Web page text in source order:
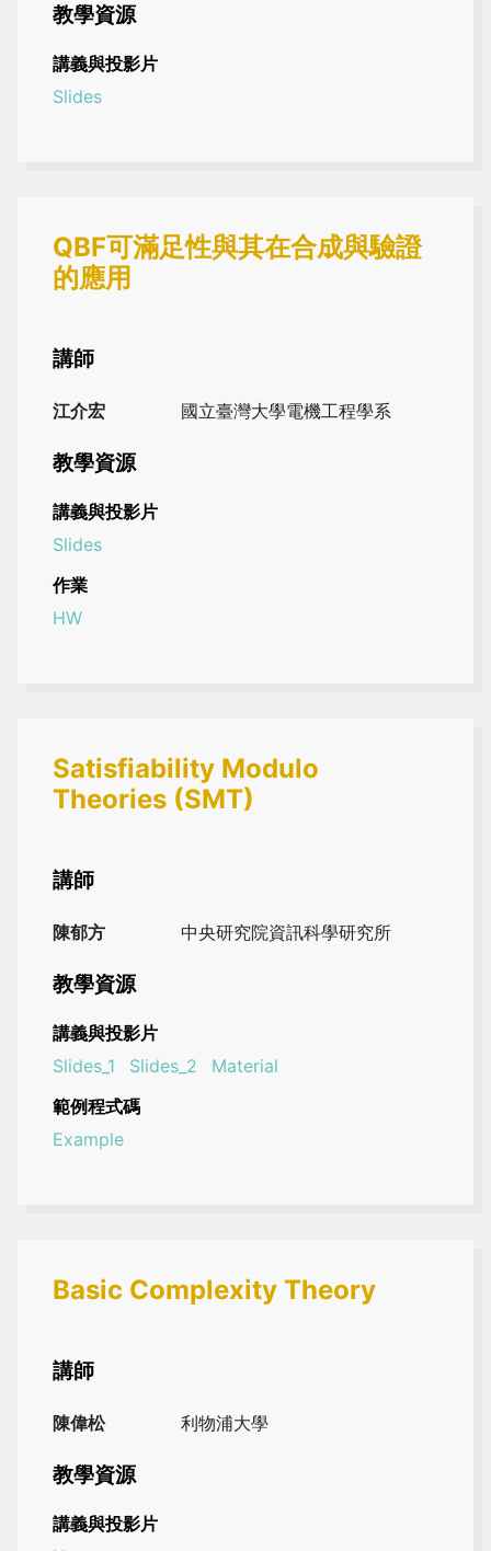
教學資源
講義與投影片
Slides
QBF可滿足性與其在合成與驗證
的應用
講師
江介宏 國立臺灣大學電機工程學系
教學資源
講義與投影片
Slides
作業
HW
Satisfiability Modulo
Theories (SMT)
講師
陳郁方 中央研究院資訊科學研究所
教學資源
講義與投影片
Slides_1
Slides_2
Material
範例程式碼
Example
Basic Complexity Theory
講師
陳偉松 利物浦大學
教學資源
講義與投影片